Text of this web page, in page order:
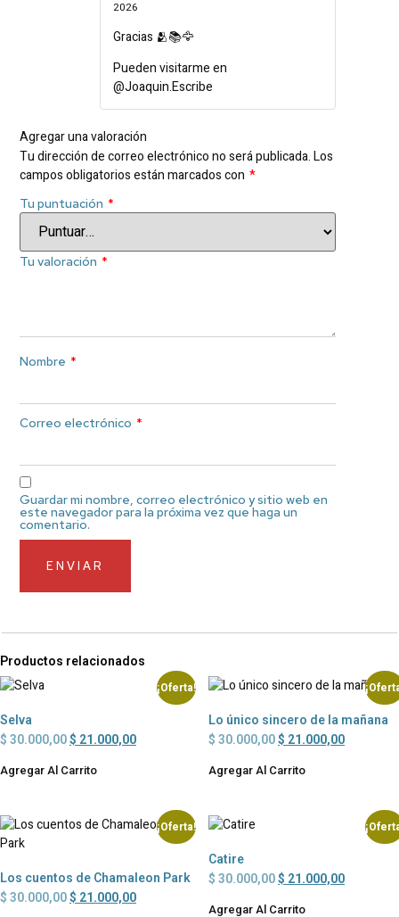
2026
Gracias 🫂📚🦅
Pueden visitarme en
@Joaquin.Escribe
Agregar una valoración
Tu dirección de correo electrónico no será publicada.Los
campos obligatorios están marcados con *
Tu puntuación *
Tu valoración *
Nombre *
Correo electrónico *
Guardar mi nombre, correo electrónico y sitio web en
este navegador para la próxima vez que haga un
comentario.
Productos relacionados
¡Oferta!
Selva
$ 30.000,00$ 21.000,00
Agregar Al Carrito
Lo único sincero de la mañana
$ 30.000,00$ 21.000,00
Agregar Al Carrito
¡Oferta!
Los cuentos de Chamaleon Park
$ 30.000,00$ 21.000,00
Catire
$ 30.000,00$ 21.000,00
Agregar Al Carrito